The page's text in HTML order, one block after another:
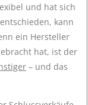
und hat sich
kann
ein Hersteller
hat, ist der
– und das